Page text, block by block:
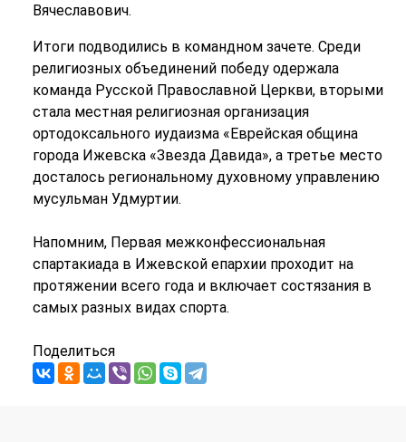
Вячеславович.
Итоги подводились в командном зачете. Среди
религиозных объединений победу одержала
команда Русской Православной Церкви, вторыми
стала местная религиозная организация
ортодоксального иудаизма «Еврейская община
города Ижевска «Звезда Давида», а третье место
досталось региональному духовному управлению
мусульман Удмуртии.
Напомним, Первая межконфессиональная
спартакиада в Ижевской епархии проходит на
протяжении всего года и включает состязания в
самых разных видах спорта.
Поделиться